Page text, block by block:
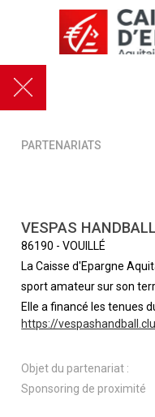
PARTENARIATS
VESPAS
86190 -VOUILLÉ
La Caisse d'Epargne
sport amateur sur son
Elle a financé les tenues
https://
Objet du partenariat :
Sponsoring de proximité